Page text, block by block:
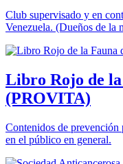
Club supervisado y en
Venezuela. (Dueños de la
Libro Rojo de la
(PROVITA)
Contenidos de prevención
en el público en general.